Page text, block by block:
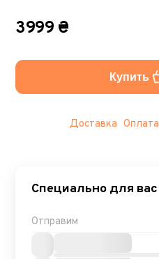
3999 ₴
Купить
Доставка Оплата
Специально для вас
Отправим